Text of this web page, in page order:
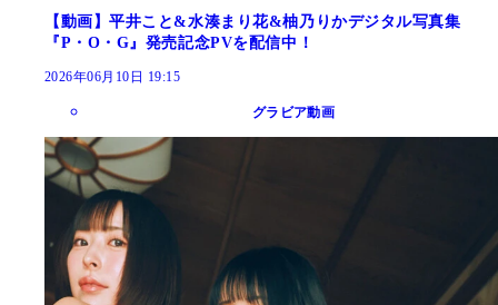
【動画】平井こと&水湊まり花&柚乃りかデジタル写真集
『P・O・G』発売記念PVを配信中！
2026年06月10日 19:15
グラビア動画